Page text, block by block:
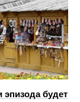
эпизода будет